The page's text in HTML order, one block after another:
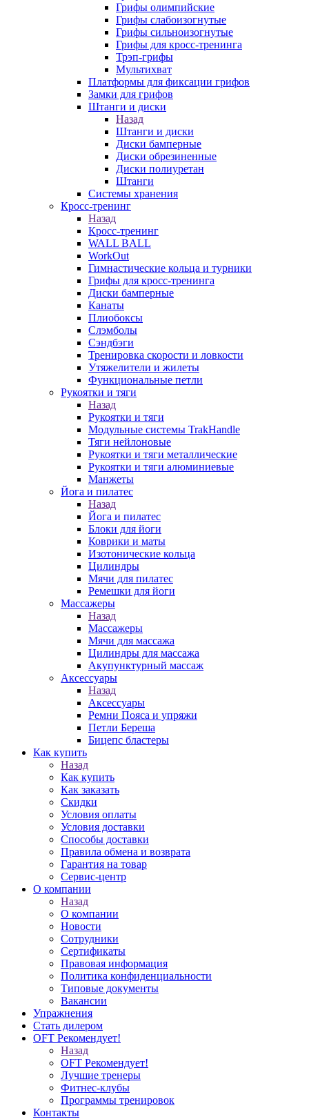
Грифы олимпийские
Грифы слабоизогнутые
Грифы сильноизогнутые
Грифы для кросс-тренинга
Трэп-грифы
Мультихват
Платформы для фиксации грифов
Замки для грифов
Штанги и диски
Назад
Штанги и диски
Диски бамперные
Диски обрезиненные
Диски полиуретан
Штанги
Системы хранения
Кросс-тренинг
Назад
Кросс-тренинг
WALL BALL
WorkOut
Гимнастические кольца и турники
Грифы для кросс-тренинга
Диски бамперные
Канаты
Плиобоксы
Слэмболы
Сэндбэги
Тренировка скорости и ловкости
Утяжелители и жилеты
Функциональные петли
Рукоятки и тяги
Назад
Рукоятки и тяги
Модульные системы TrakHandle
Тяги нейлоновые
Рукоятки и тяги металлические
Рукоятки и тяги алюминиевые
Манжеты
Йога и пилатес
Назад
Йога и пилатес
Блоки для йоги
Коврики и маты
Изотонические кольца
Цилиндры
Мячи для пилатес
Ремешки для йоги
Массажеры
Назад
Массажеры
Мячи для массажа
Цилиндры для массажа
Акупунктурный массаж
Аксессуары
Назад
Аксессуары
Ремни Пояса и упряжи
Петли Береша
Бицепс бластеры
Как купить
Назад
Как купить
Как заказать
Скидки
Условия оплаты
Условия доставки
Способы доставки
Правила обмена и возврата
Гарантия на товар
Сервис-центр
О компании
Назад
О компании
Новости
Сотрудники
Сертификаты
Правовая информация
Политика конфиденциальности
Типовые документы
Вакансии
Упражнения
Стать дилером
OFT Рекомендует!
Назад
OFT Рекомендует!
Лучшие тренеры
Фитнес-клубы
Программы тренировок
Контакты